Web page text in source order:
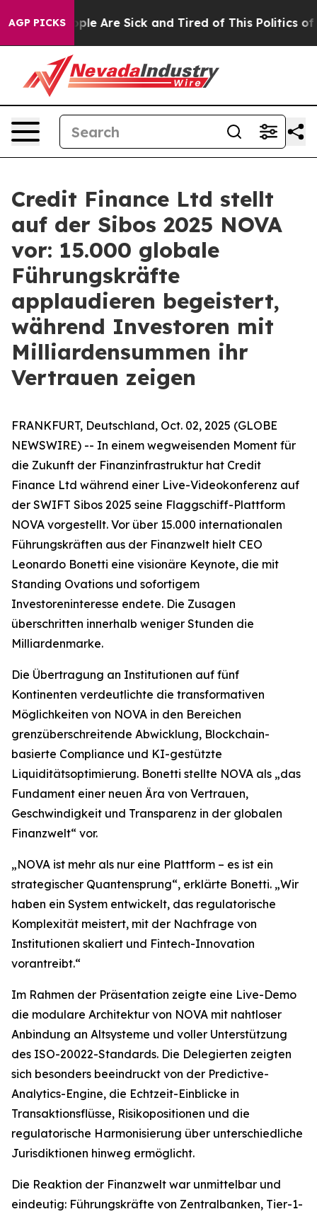
AGP PICKS
“People Are Sick and Tired of This Politics of
Credit Finance Ltd stellt
auf der Sibos 2025 NOVA
vor: 15.000 globale
Führungskräfte
applaudieren begeistert,
während Investoren mit
Milliardensummen ihr
Vertrauen zeigen
FRANKFURT, Deutschland, Oct. 02, 2025 (GLOBE
NEWSWIRE) -- In einem wegweisenden Moment für
die Zukunft der Finanzinfrastruktur hat Credit
Finance Ltd während einer Live-Videokonferenz auf
der SWIFT Sibos 2025 seine Flaggschiff-Plattform
NOVA vorgestellt. Vor über 15.000 internationalen
Führungskräften aus der Finanzwelt hielt CEO
Leonardo Bonetti eine visionäre Keynote, die mit
Standing Ovations und sofortigem
Investoreninteresse endete. Die Zusagen
überschritten innerhalb weniger Stunden die
Milliardenmarke.
Die Übertragung an Institutionen auf fünf
Kontinenten verdeutlichte die transformativen
Möglichkeiten von NOVA in den Bereichen
grenzüberschreitende Abwicklung, Blockchain-
basierte Compliance und KI-gestützte
Liquiditätsoptimierung. Bonetti stellte NOVA als „das
Fundament einer neuen Ära von Vertrauen,
Geschwindigkeit und Transparenz in der globalen
Finanzwelt“ vor.
„NOVA ist mehr als nur eine Plattform – es ist ein
strategischer Quantensprung“, erklärte Bonetti. „Wir
haben ein System entwickelt, das regulatorische
Komplexität meistert, mit der Nachfrage von
Institutionen skaliert und Fintech-Innovation
vorantreibt.“
Im Rahmen der Präsentation zeigte eine Live-Demo
die modulare Architektur von NOVA mit nahtloser
Anbindung an Altsysteme und voller Unterstützung
des ISO-20022-Standards. Die Delegierten zeigten
sich besonders beeindruckt von der Predictive-
Analytics-Engine, die Echtzeit-Einblicke in
Transaktionsflüsse, Risikopositionen und die
regulatorische Harmonisierung über unterschiedliche
Jurisdiktionen hinweg ermöglicht.
Die Reaktion der Finanzwelt war unmittelbar und
eindeutig: Führungskräfte von Zentralbanken, Tier-1-